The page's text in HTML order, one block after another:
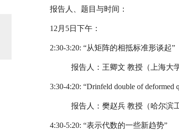
报告人、题目与时间：
12月5日下午：
2:30-3:20: “从矩阵的相抵标准形谈起”
报告人：王卿文 教授（上海大
3:30-4:20: “Drinfeld double of deformed
报告人：樊赵兵 教授（哈尔滨
4:30-5:20: “表示代数的一些新趋势”